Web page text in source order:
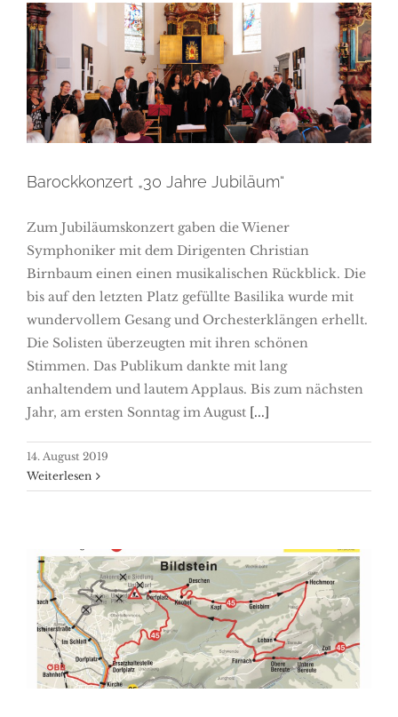
Barockkonzert „30 Jahre
Jubiläum“
Barockkonzert „30 Jahre Jubiläum“
Zum Jubiläumskonzert gaben die Wiener
Symphoniker mit dem Dirigenten Christian
Birnbaum einen einen musikalischen Rückblick. Die
bis auf den letzten Platz gefüllte Basilika wurde mit
wundervollem Gesang und Orchesterklängen erhellt.
Die Solisten überzeugten mit ihren schönen
Stimmen. Das Publikum dankte mit lang
anhaltendem und lautem Applaus. Bis zum nächsten
Jahr, am ersten Sonntag im August [...]
14. August 2019
Weiterlesen
Umleitung L15 – Totalsperre
Juli/August